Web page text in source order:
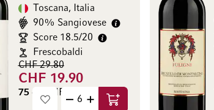
Toscana, Italia
90% Sangiovese
Score 18.5/20
Frescobaldi
CHF 19.90
CHF 29.80
75 cl (CHF 26.53 / l)
Aggiungi al Carrello